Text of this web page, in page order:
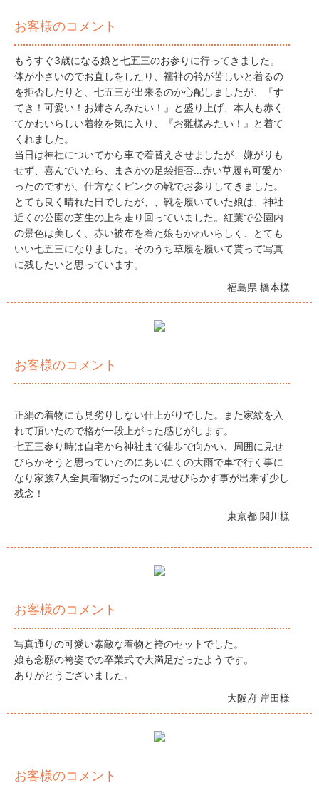
お客様のコメント
もうすぐ3歳になる娘と七五三のお参りに行ってきました。
体が小さいのでお直しをしたり、襦袢の衿が苦しいと着るの
を拒否したりと、七五三が出来るのか心配しましたが、『す
てき！可愛い！お姉さんみたい！』と盛り上げ、本人も赤く
てかわいらしい着物を気に入り、『お雛様みたい！』と着て
くれました。
当日は神社についてから車で着替えさせましたが、嫌がりも
せず、喜んでいたら、まさかの足袋拒否…赤い草履も可愛か
ったのですが、仕方なくピンクの靴でお参りしてきました。
とても良く晴れた日でしたが、、靴を履いていた娘は、神社
近くの公園の芝生の上を走り回っていました。紅葉で公園内
の景色は美しく、赤い被布を着た娘もかわいらしく、とても
いい七五三になりました。そのうち草履を履いて貰って写真
に残したいと思っています。
福島県 橋本様
お客様のコメント
正絹の着物にも見劣りしない仕上がりでした。また家紋を入
れて頂いたので格が一段上がった感じがします。
七五三参り時は自宅から神社まで徒歩で向かい、周囲に見せ
びらかそうと思っていたのにあいにくの大雨で車で行く事に
なり家族7人全員着物だったのに見せびらかす事が出来ず少し
残念！
東京都 関川様
お客様のコメント
写真通りの可愛い素敵な着物と袴のセットでした。
娘も念願の袴姿での卒業式で大満足だったようです。
ありがとうございました。
大阪府 岸田様
お客様のコメント